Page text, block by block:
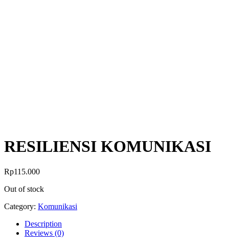
RESILIENSI KOMUNIKASI
Rp115.000
Out of stock
Category: Komunikasi
Description
Reviews (0)